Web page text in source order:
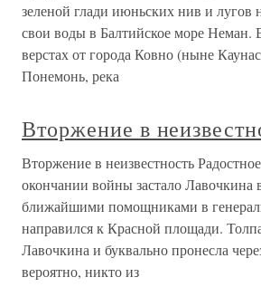
зеленой глади июньских нив и лугов
свои воды в Балтийское море Неман.
верстах от города Ковно (ныне
Понемонь, река
Вторжение в
Вторжение в неизвестность
окончании войны застало Лавочкина
ближайшими помощниками в
направился к Красной площади.
Лавочкина и буквально пронесла
вероятно, никто из